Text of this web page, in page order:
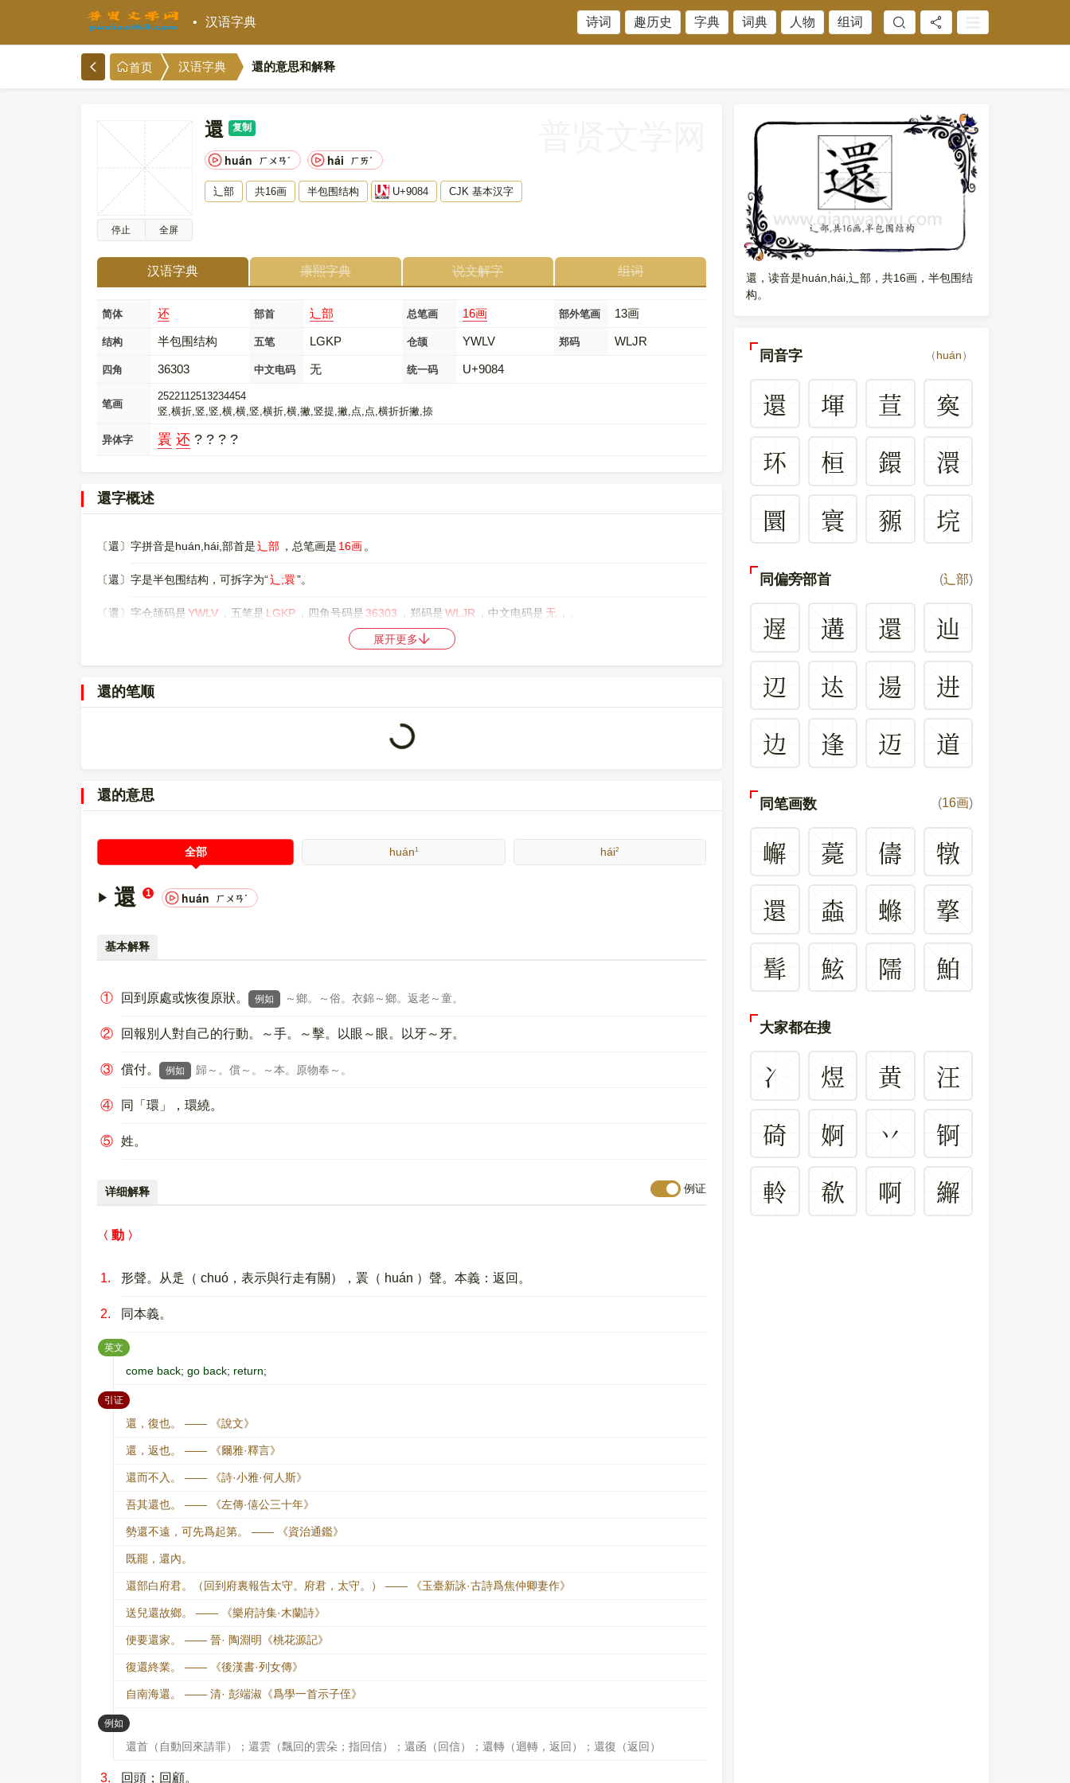
汉语字典 诗词 趣历史 字典 词典 人物 组词
首页 汉语字典 還的意思和解释
停止 全屏
還 复制
huán ㄏㄨㄢˊ hái ㄏㄞˊ
辶部 共16画 半包围结构 U+9084 CJK 基本汉字
汉语字典 康熙字典 说文解字 组词
简体 还 部首 辶部 总笔画 16画 部外笔画 13画
结构 半包围结构 五笔 LGKP 仓颉 YWLV 郑码 WLJR
四角 36303 中文电码 无 统一码 U+9084
笔画
2522112513234454
竖,横折,竖,竖,横,横,竖,横折,横,撇,竖提,撇,点,点,横折折撇,捺
异体字 瞏 还 ? ? ? ?
還字概述
〔還〕字拼音是huán,hái,部首是辶部 ，总笔画是 16画 。
〔還〕字是半包围结构，可拆字为“辶;睘”。
〔還〕字仓颉码是YWLV ，五笔是 LGKP ，四角号码是 36303 ，郑码是WLJR ，中文电码是 无 ，。
，位于UNICODE的中日韩统一表意文字 (基本汉字)
〔還〕字的异体字是
展开更多
還的笔顺 Loading...
還的意思
全部 huán1 hái2
還 1 huán ㄏㄨㄢˊ
基本解释
① 回到原處或恢復原狀。 例如 ～鄉。～俗。衣錦～鄉。返老～童。
② 回報別人對自己的行動。～手。～擊。以眼～眼。以牙～牙。
③ 償付。 例如 歸～。償～。～本。原物奉～。
④ 同「環」，環繞。
⑤ 姓。
详细解释 例证
動
1. 形聲。从辵（ chuó，表示與行走有關），瞏（ huán ）聲。本義：返回。
2. 同本義。
英文 ：
come back; go back; return;
引证：
還，復也。 —— 《說文》
還，返也。 —— 《爾雅·釋言》
還而不入。 —— 《詩·小雅·何人斯》
吾其還也。 —— 《左傳·僖公三十年》
勢還不遠，可先爲起第。 —— 《資治通鑑》
既罷，還內。
還部白府君。（回到府裏報告太守。府君，太守。） —— 《玉臺新詠·古詩爲焦仲卿妻作》
送兒還故鄉。 —— 《樂府詩集·木蘭詩》
便要還家。 —— 晉· 陶淵明《桃花源記》
復還終業。 —— 《後漢書·列女傳》
自南海還。 —— 清· 彭端淑《爲學一首示子侄》
例如 ：
還首（自動回來請罪）；還雲（飄回的雲朵；指回信）；還函（回信）；還轉（迴轉，返回）；還復（返回）
3. 回頭；回顧。
還，读音是huán,hái,辶部，共16画，半包围结
构。
同音字 （huán）
還 堚 荁
寏
环
桓 鐶
澴
圜
寰 豲 垸
同偏旁部首 (辶部)
遟 遘 還
辿
辺
迏 逿
进
边
逢 迈 道
同笔画数 (16画)
嶰 薧 儔
犜
還
螙 螩
撉
髶
鮌 隭 鮊
大家都在搜
冫 煜 黄
汪
碕
婀 丷
锕
軨
欷 啊 繲